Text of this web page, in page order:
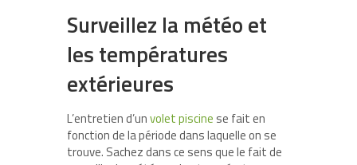
Surveillez la météo et
les températures
extérieures
L’entretien d’unvolet piscine se fait en
fonction de la période dans laquelle on se
trouve. Sachez dans ce sens que le fait de